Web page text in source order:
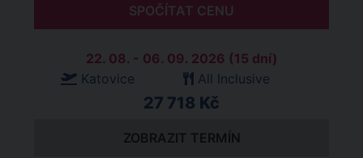
SPOČÍTAT CENU
22. 08. - 06. 09. 2026 (15 dní)
Katovice
All Inclusive
27 718 Kč
ZOBRAZIT TERMÍN